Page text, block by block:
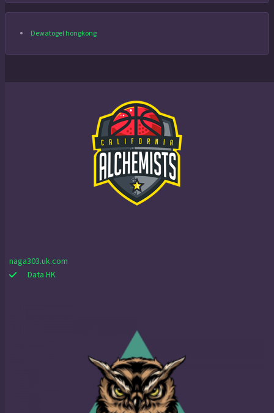
Dewatogel hongkong
naga303.uk.com
Data HK